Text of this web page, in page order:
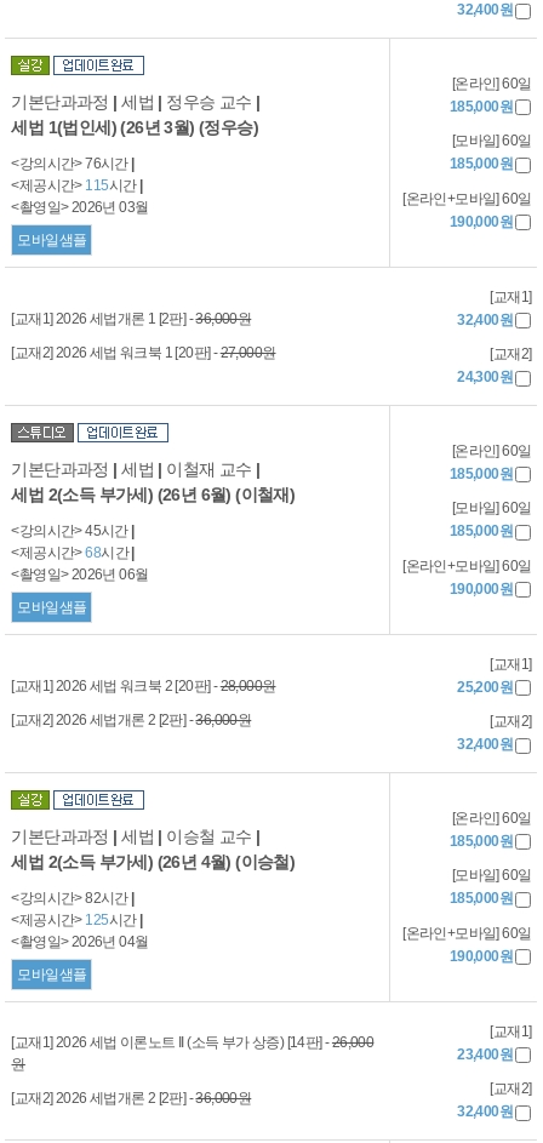
32,400원
기본단과과정 | 세법 | 정우승 교수 |
세법 1(법인세) (26년 3월) (정우승)
<강의시간> 76시간
<제공시간> 115시간
<촬영일> 2026년 03월
모바일샘플
[온라인] 60일
185,000원
[모바일] 60일
185,000원
[온라인+모바일] 60일
190,000원
[교재1] 2026 세법개론 1 [2판] -36,000원
[교재2] 2026 세법 워크북 1 [20판] -27,000원
[교재1]
32,400원
[교재2]
24,300원
기본단과과정 | 세법 | 이철재 교수 |
세법 2(소득 부가세) (26년 6월) (이철재)
<강의시간> 45시간
<제공시간>68시간
<촬영일> 2026년 06월
모바일샘플
[온라인] 60일
185,000원
[모바일] 60일
185,000원
[온라인+모바일] 60일
190,000원
[교재1] 2026 세법 워크북 2 [20판] -28,000원
[교재2] 2026 세법개론 2 [2판] -36,000원
[교재1]
25,200원
[교재2]
32,400원
기본단과과정 | 세법 | 이승철 교수 |
세법 2(소득 부가세) (26년 4월) (이승철)
<강의시간> 82시간
<제공시간> 125시간
<촬영일> 2026년 04월
모바일샘플
[온라인] 60일
185,000원
[모바일] 60일
185,000원
[온라인+모바일] 60일
190,000원
[교재1] 2026 세법 이론노트 II (소득 부가 상증) [14판] -26,000
원
[교재2] 2026 세법개론 2 [2판] -36,000원
[교재1]
23,400원
[교재2]
32,400원